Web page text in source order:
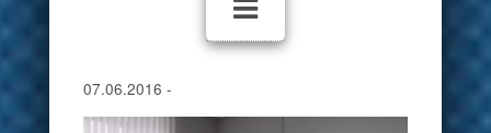
07.06.2016 -